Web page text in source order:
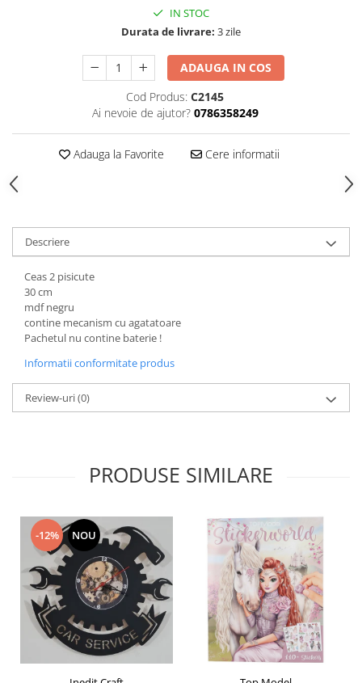
Hartie Copiator
Hartie Glasata
Instrumente de scris
Accesorii scriere
Cu stergere
Linere
Pixuri
Rollere
Stilouri
Laminatoare si accesorii
Liniare , truse geometrie
Lipici
Markere Acrilice
Markere creta lichida
Markere Evidentiatoare Highlighter
Markere Permanente
Markere Whiteboard
Penare
Pensule scolare
IN STOC
Durata de livrare: 3 zile
ADAUGA IN COS
Cod Produs: C2145
Ai nevoie de ajutor? 0786358249
Adauga la Favorite Cere informatii
Descriere
Ceas 2 pisicute
30 cm
mdf negru
contine mecanism cu agatatoare
Pachetul nu contine baterie !
Informatii conformitate produs
Review-uri(0)
PRODUSE SIMILARE
-12% NOU